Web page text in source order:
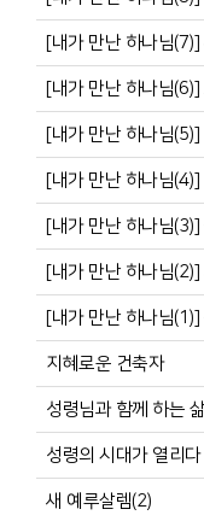
[내가 만난 하나님
[내가 만난 하나님
[내가 만난 하나님
[내가 만난 하나님
[내가 만난 하나님
[내가 만난 하나님
[내가 만난 하나님
지혜로운 건축자
성령님과 함께 하는 삶
성령의 시대가 열리다
새 예루살렘(2)